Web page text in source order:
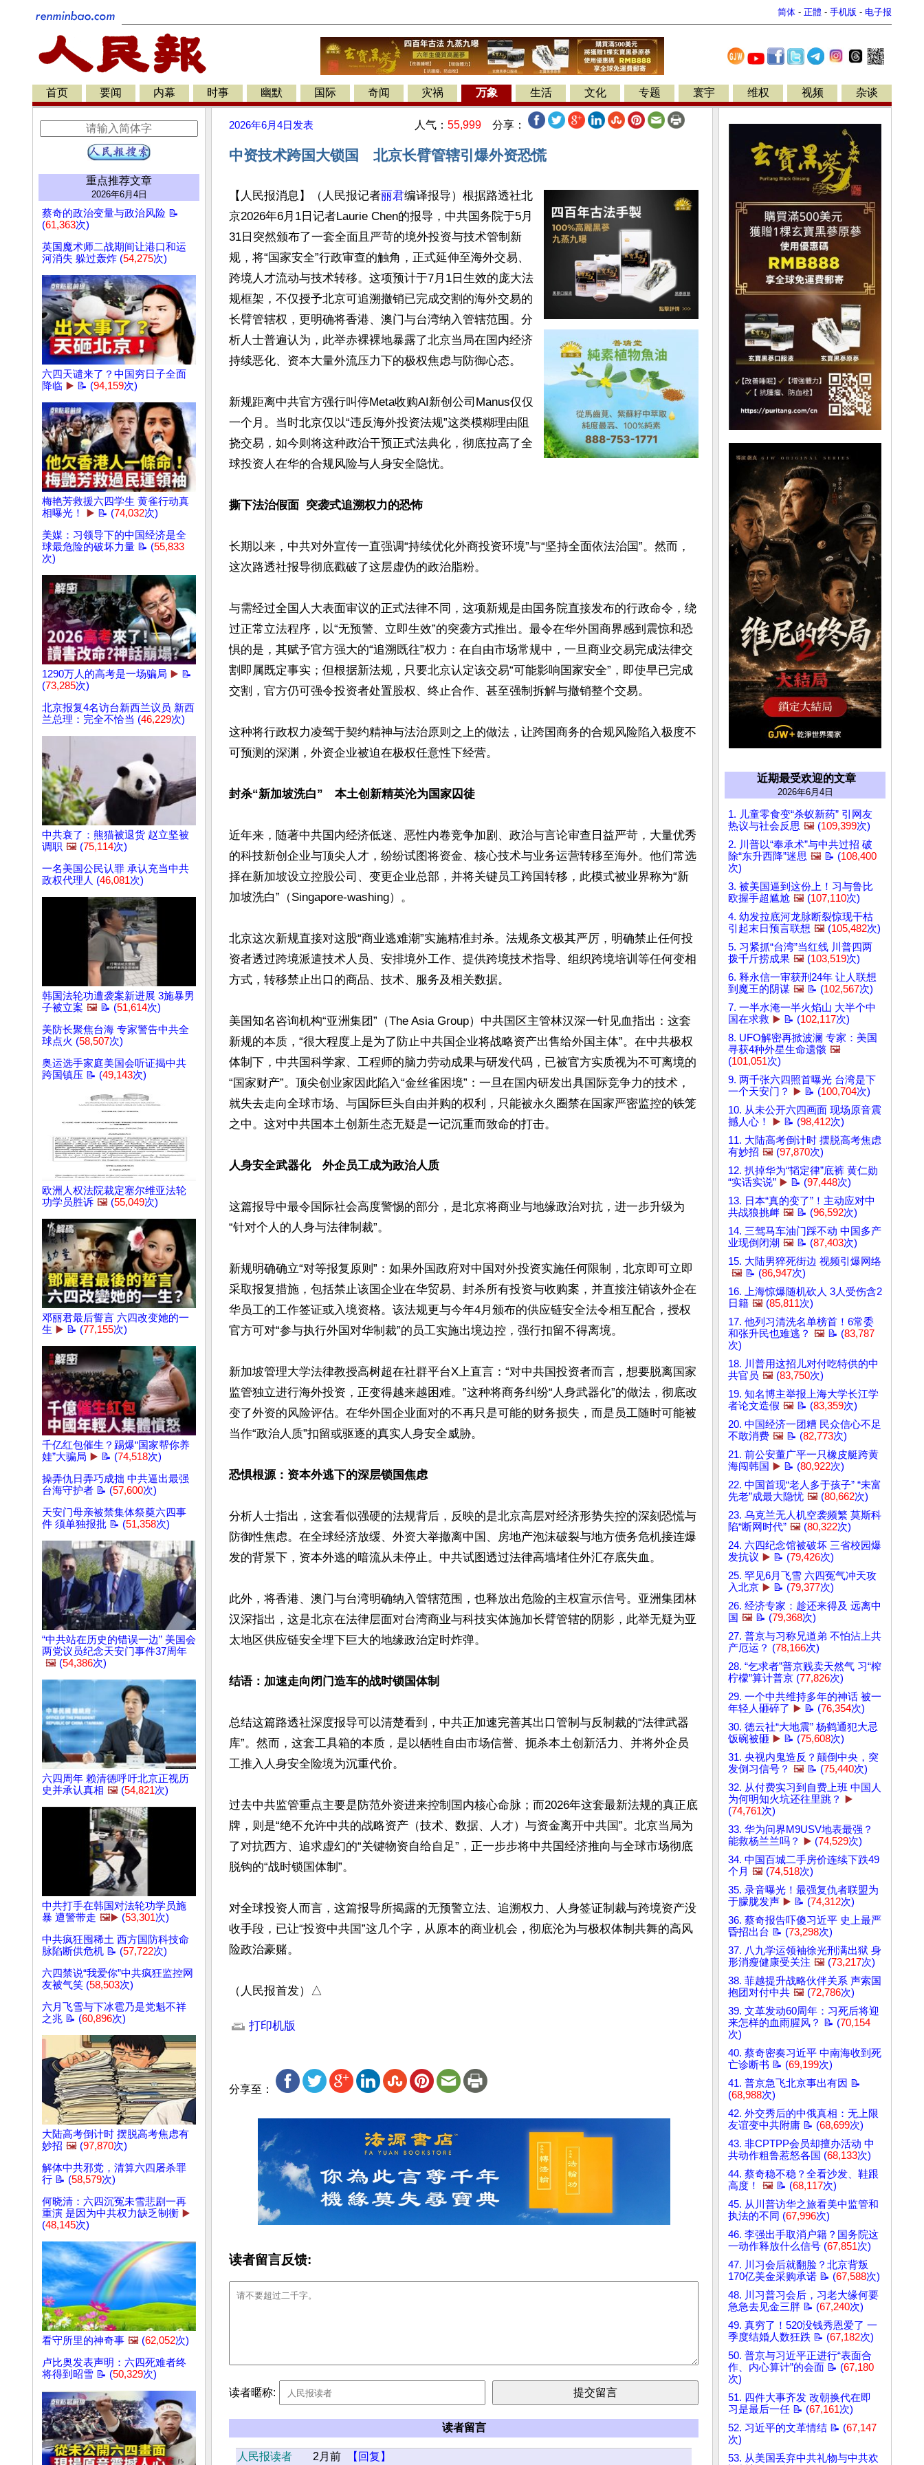
简体 - 正體 - 手机版 - 电子报
首页 要闻 内幕 时事 幽默 国际 奇闻 灾祸 万象 生活 文化 专题 寰宇 维权 视频 杂谈
重点推荐文章
2026年6月4日
蔡奇的政治变量与政治风险 📝
(61,363次)
英国魔术师二战期间让港口和运
河消失 躲过轰炸 (54,275次)
六四天谴来了？中国穷日子全面
降临 ▶️ 📝 (94,159次)
梅艳芳救援六四学生 黄雀行动真
相曝光！
▶️ 📝 (74,032次)
美媒：习领导下的中国经济是全
球最危险的破坏力量 📝 (55,833
次)
1290万人的高考是一场骗局 ▶️ 📝
(73,285次)
北京报复4名访台新西兰议员 新西
兰总理：完全不恰当 (46,229次)
中共衰了：熊猫被退货 赵立坚被
调职 🖼️ (75,114次)
一名美国公民认罪 承认充当中共
政权代理人 (46,081次)
韩国法轮功遭袭案新进展 3施暴男
子被立案 🖼️ 📝 (51,614次)
美防长聚焦台海 专家警告中共全
球点火 (58,507次)
奥运选手家庭美国会听证揭中共
跨国镇压 📝 (49,143次)
欧洲人权法院裁定塞尔维亚法轮
功学员胜诉 🖼️ (55,049次)
邓丽君最后誓言 六四改变她的一
生 ▶️ 📝 (77,155次)
千亿红包催生？踢爆“国家帮你养
娃”大骗局 ▶️ 📝 (74,518次)
操弄仇日弄巧成拙 中共逼出最强
台海守护者 📝 (57,600次)
天安门母亲被禁集体祭奠六四事
件 须单独报批 📝 (51,358次)
“中共站在历史的错误一边” 美国会
两党议员纪念天安门事件37周年
🖼️ (54,386次)
六四周年 赖清德呼吁北京正视历
史并承认真相 🖼️ (54,821次)
中共打手在韩国对法轮功学员施
暴 遭警带走 🖼️▶️ (53,301次)
中共疯狂囤稀土 西方国防科技命
脉陷断供危机 📝 (57,722次)
六四禁说“我爱你”中共疯狂监控网
友被气笑 (58,503次)
六月飞雪与下冰雹乃是党魁不祥
之兆 📝 (60,896次)
大陆高考倒计时 摆脱高考焦虑有
妙招 🖼️ (97,870次)
解体中共邪党，清算六四屠杀罪
行 📝 (58,579次)
何晓清：六四沉冤未雪悲剧一再
重演 是因为中共权力缺乏制衡 ▶️
(48,145次)
看守所里的神奇事 🖼️ (62,052次)
卢比奥发表声明：六四死难者终
将得到昭雪 📝 (50,329次)
2026年6月4日 发表 人气： 55,999 分享：
中资技术跨国大锁国 北京长臂管辖引爆外资恐慌
【人民报消息】（人民报记者丽君编译报导）根据路透社北
京2026年6月1日记者Laurie Chen的报导，中共国务院于5月
31日突然颁布了一套全面且严苛的境外投资与技术管制新
规，将“国家安全”行政审查的触角，正式延伸至海外交易、
跨境人才流动与技术转移。这项预计于7月1日生效的庞大法
规框架，不仅授予北京可追溯撤销已完成交割的海外交易的
长臂管辖权，更明确将香港、澳门与台湾纳入管辖范围。分
析人士普遍认为，此举赤裸裸地暴露了北京当局在国内经济
持续恶化、资本大量外流压力下的极权焦虑与防御心态。
新规距离中共官方强行叫停Meta收购AI新创公司Manus仅仅
一个月。当时北京仅以“违反海外投资法规”这类模糊理由阻
挠交易，如今则将这种政治干预正式法典化，彻底拉高了全
球投资人在华的合规风险与人身安全隐忧。
撕下法治假面  突袭式追溯权力的恐怖
长期以来，中共对外宣传一直强调“持续优化外商投资环境”与“坚持全面依法治国”。然而，
这次路透社报导彻底戳破了这层虚伪的政治脂粉。
与需经过全国人大表面审议的正式法律不同，这项新规是由国务院直接发布的行政命令，绕
过正常立法程序，以“无预警、立即生效”的突袭方式推出。最令在华外国商界感到震惊和恐
惧的是，其赋予官方强大的“追溯既往”权力：在自由市场常规中，一旦商业交易完成法律交
割即属既定事实；但根据新法规，只要北京认定该交易“可能影响国家安全”，即使早已完成
交割，官方仍可强令投资者处置股权、终止合作、甚至强制拆解与撤销整个交易。
这种将行政权力凌驾于契约精神与法治原则之上的做法，让跨国商务的合规风险陷入极度不
可预测的深渊，外资企业被迫在极权任意性下经营。
封杀“新加坡洗白”　本土创新精英沦为国家囚徒
近年来，随著中共国内经济低迷、恶性内卷竞争加剧、政治与言论审查日益严苛，大量优秀
的科技新创企业与顶尖人才，纷纷试图将资金、核心技术与业务运营转移至海外。他们常选
择在新加坡设立控股公司、变更企业总部，并将关键员工跨国转移，此模式被业界称为“新
加坡洗白”（Singapore-washing）。
北京这次新规直接对这股“商业逃难潮”实施精准封杀。法规条文极其严厉，明确禁止任何投
资者透过跨境派遣技术人员、安排境外工作、提供跨境技术指导、组织跨境培训等任何变相
方式，转移禁止出口的商品、技术、服务及相关数据。
美国知名咨询机构“亚洲集团”（The Asia Group）中共国区主管林汉深一针见血指出：这套
新规的本质，“很大程度上是为了防止中共国企业将战略资产出售给外国主体”。在中共极权
体制下，中共国科学家、工程师的脑力劳动成果与研发代码，已被官方实质视为不可离境的
“国家财产”。顶尖创业家因此陷入“金丝雀困境”：一旦在国内研发出具国际竞争力的技术，
就失去走向全球市场、与国际巨头自由并购的权利，只能被永久圈禁在国家严密监控的铁笼
之中。这对中共国本土创新生态无疑是一记沉重而致命的打击。
人身安全武器化　外企员工成为政治人质
这篇报导中最令国际社会高度警惕的部分，是北京将商业与地缘政治对抗，进一步升级为
“针对个人的人身与法律制裁”。
新规明确确立“对等报复原则”：如果外国政府对中国对外投资实施任何限制，北京即可立即
采取报复措施，包括禁止该国企业在华贸易、封杀所有投资与收购案，并直接注销该外企在
华员工的工作签证或入境资格。该法规更与今年4月颁布的供应链安全法令相互配合，授权
官方可对“参与执行外国对华制裁”的员工实施出境边控，强行扣留不得离境。
新加坡管理大学法律教授高树超在社群平台X上直言：“对中共国投资者而言，想要脱离国家
监管独立进行海外投资，正变得越来越困难。”这种将商务纠纷“人身武器化”的做法，彻底改
变了外资的风险评估。在华外国企业面对的不再只是可能的财务损失，而是员工随时可能被
当作“政治人质”扣留或驱逐的真实人身安全威胁。
恐惧根源：资本外逃下的深层锁国焦虑
分析人士指出，这套看似强硬的法规背后，反映的是北京高层对经济形势失控的深刻恐慌与
防御性焦虑。在全球经济放缓、外资大举撤离中国、房地产泡沫破裂与地方债务危机接连爆
发的背景下，资本外逃的暗流从未停止。中共试图透过法律高墙堵住外汇存底失血。
此外，将香港、澳门与台湾明确纳入管辖范围，也释放出危险的主权宣示信号。亚洲集团林
汉深指出，这是北京在法律层面对台湾商业与科技实体施加长臂管辖的阴影，此举无疑为亚
太地区供应链安全埋下巨大的地缘政治定时炸弹。
结语：加速走向闭门造车的战时锁国体制
总结这篇路透社深度报导可以清楚看到，中共正加速完善其出口管制与反制裁的“法律武器
库”。然而，这套工具箱的本质，是以牺牲自由市场信誉、扼杀本土创新活力、并将外企员
工推入人身安全险境为沉重代价。
过去中共监管重点主要是防范外资进来控制国内核心命脉；而2026年这套最新法规的真正底
牌，则是“绝不允许中共的战略资产（技术、数据、人才）与资金离开中共国”。北京当局为
了对抗西方、追求虚幻的“关键物资自给自足”，正一步步将中共国经济推向与全球市场彻底
脱钩的“战时锁国体制”。
对全球投资人而言，这篇报导所揭露的无预警立法、追溯权力、人身签证制裁与跨境资产没
收手段，已让“投资中共国”这几个字，从原本的商业机会，彻底沦为与极权体制共舞的高风
险政治豪赌。
（人民报首发）△
打印机版
分享至：
读者留言反馈:
读者暱称:
读者留言
人民报读者 2月前 【回复】
近期最受欢迎的文章
2026年6月4日
1. 儿童零食变“杀蚁新药” 引网友
热议与社会反思 🖼️ (109,399次)
2. 川普以“奉承术”与中共过招 破
除“东升西降”迷思 🖼️ 📝 (108,400
次)
3. 被美国逼到这份上！习与鲁比
欧握手超尴尬 🖼️ (107,110次)
4. 幼发拉底河龙脉断裂惊现干枯
引起末日预言联想 🖼️ (105,482次)
5. 习紧抓“台湾”当红线 川普四两
拨千斤捞成果 🖼️ (103,519次)
6. 释永信一审获刑24年 让人联想
到魔王的阴谋 🖼️ 📝 (102,567次)
7. 一半水淹一半火焰山 大半个中
国在求救 ▶️ 📝 (102,117次)
8. UFO解密再掀波澜 专家：美国
寻获4种外星生命遗骸 🖼️
(101,051次)
9. 两千张六四照首曝光 台湾是下
一个天安门？
▶️ 📝 (100,704次)
10. 从未公开六四画面 现场原音震
撼人心！
▶️ 📝 (98,412次)
11. 大陆高考倒计时 摆脱高考焦虑
有妙招 🖼️ (97,870次)
12. 扒掉华为“韬定律”底裤 黄仁勋
“实话实说” ▶️ 📝 (97,448次)
13. 日本“真的变了”！主动应对中
共战狼挑衅 🖼️ 📝 (96,592次)
14. 三驾马车油门踩不动 中国多产
业现倒闭潮 🖼️ 📝 (87,403次)
15. 大陆男猝死街边 视频引爆网络
🖼️ 📝 (86,947次)
16. 上海惊爆随机砍人 3人受伤含2
日籍 🖼️ (85,811次)
17. 他列习清洗名单榜首！6常委
和张升民也难逃？ 🖼️ 📝 (83,787
次)
18. 川普用这招儿对付吃特供的中
共官员 🖼️ (83,750次)
19. 知名博主举报上海大学长江学
者论文造假 🖼️ 📝 (83,359次)
20. 中国经济一团糟 民众信心不足
不敢消费 🖼️ 📝 (82,773次)
21. 前公安董广平一只橡皮艇跨黄
海闯韩国 ▶️ 📝 (80,922次)
22. 中国首现“老人多于孩子” “未富
先老”成最大隐忧 🖼️ (80,662次)
23. 乌克兰无人机空袭频繁 莫斯科
陷“断网时代” 🖼️ (80,322次)
24. 六四纪念馆被破坏 三省校园爆
发抗议 ▶️ 📝 (79,426次)
25. 罕见6月飞雪 六四冤气冲天攻
入北京 ▶️ 📝 (79,377次)
26. 经济专家：趁还来得及 远离中
国 🖼️ 📝 (79,368次)
27. 普京与习称兄道弟 不怕沾上共
产厄运？ (78,166次)
28. “乞求者”普京贱卖天然气 习“榨
柠檬”算计普京 (77,826次)
29. 一个中共维持多年的神话 被一
年轻人砸碎了 ▶️ 📝 (76,354次)
30. 德云社“大地震” 杨鹤通犯大忌
饭碗被砸 ▶️ 📝 (75,608次)
31. 央视内鬼造反？颠倒中央，突
发倒习信号？ 🖼️ 📝 (75,440次)
32. 从付费实习到自费上班 中国人
为何明知火坑还往里跳？
▶️
(74,761次)
33. 华为问界M9USV地表最强？
能救杨兰兰吗？
▶️ (74,529次)
34. 中国百城二手房价连续下跌49
个月 🖼️ (74,518次)
35. 录音曝光！最强复仇者联盟为
于朦胧发声 ▶️ 📝 (74,312次)
36. 蔡奇报告吓傻习近平 史上最严
昏招出台 📝 (73,298次)
37. 八九学运领袖徐光刑满出狱 身
形消瘦健康受关注 🖼️ (73,217次)
38. 菲越提升战略伙伴关系 声索国
抱团对付中共 🖼️ (72,786次)
39. 文革发动60周年：习死后将迎
来怎样的血雨腥风？ 📝 (70,154
次)
40. 蔡奇密奏习近平 中南海收到死
亡诊断书 📝 (69,199次)
41. 普京急飞北京事出有因 📝
(68,988次)
42. 外交秀后的中俄真相：无上限
友谊变中共附庸 📝 (68,699次)
43. 非CPTPP会员却擅办活动 中
共动作粗鲁惹怒各国 (68,133次)
44. 蔡奇稳不稳？全看沙发、鞋跟
高度！
🖼️ 📝 (68,117次)
45. 从川普访华之旅看美中监管和
执法的不同 (67,996次)
46. 李强出手取消户籍？国务院这
一动作释放什么信号 (67,851次)
47. 川习会后就翻脸？北京背叛
170亿美金采购承诺 📝 (67,588次)
48. 川习普习会后，习老大缘何要
急急去见金三胖 📝 (67,240次)
49. 真穷了！520没钱秀恩爱了 一
季度结婚人数狂跌 📝 (67,182次)
50. 普京与习近平正进行“表面合
作、内心算计”的会面 📝 (67,180
次)
51. 四件大事齐发 改朝换代在即
习是最后一任 📝 (67,161次)
52. 习近平的文革情结 📝 (67,147
次)
53. 从美国丢弃中共礼物与中共欢